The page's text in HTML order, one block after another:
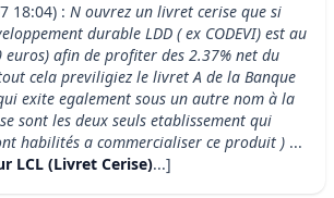
18:04) : N ouvrez un livret cerise que si
durable LDD ( ex CODEVI) est au
afin de profiter des 2.37% net du
cela previligiez le livret A de la Banque
exite egalement sous un autre nom à la
sont les deux seuls etablissement qui
habilités a commercialiser ce produit ) ...
LCL (Livret Cerise)...]